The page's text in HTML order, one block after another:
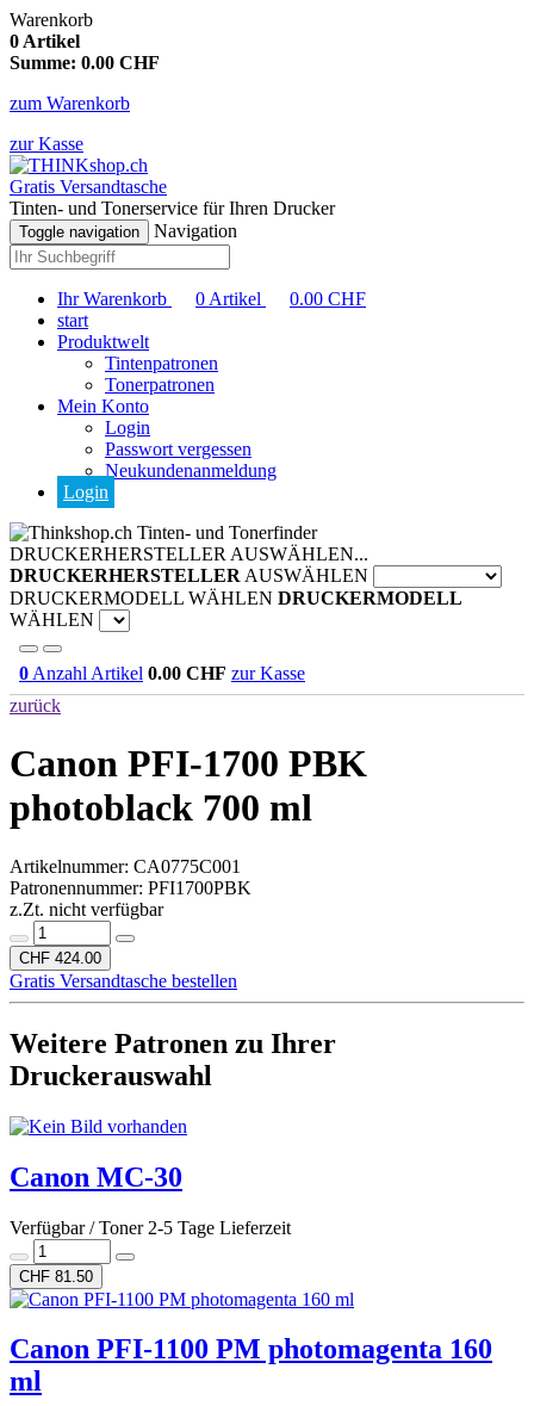
Warenkorb
0 Artikel
Summe: 0.00 CHF
zum Warenkorb
zur Kasse
Gratis Versandtasche
Tinten- und Tonerservice für Ihren Drucker
Toggle navigation Navigation
Ihr Warenkorb 0 Artikel 0.00 CHF
start
Produktwelt
Tintenpatronen
Tonerpatronen
Mein Konto
Login
Passwort vergessen
Neukundenanmeldung
Login
Tinten- und Tonerfinder
DRUCKERHERSTELLER AUSWÄHLEN...
DRUCKERHERSTELLER AUSWÄHLEN
DRUCKERMODELL WÄHLEN DRUCKERMODELL
WÄHLEN
0 Anzahl Artikel 0.00 CHF zur Kasse
zurück
Canon PFI-1700 PBK
photoblack 700 ml
Artikelnummer: CA0775C001
Patronennummer: PFI1700PBK
z.Zt. nicht verfügbar
CHF 424.00
Gratis Versandtasche bestellen
Weitere Patronen zu Ihrer
Druckerauswahl
Canon MC-30
Verfügbar / Toner 2-5 Tage Lieferzeit
CHF 81.50
Canon PFI-1100 PM photomagenta 160
ml